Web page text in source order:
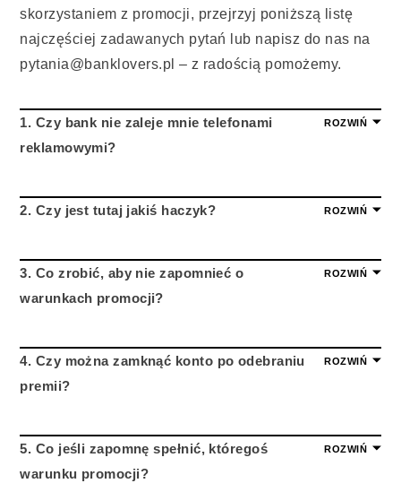
skorzystaniem z promocji, przejrzyj poniższą listę
najczęściej zadawanych pytań lub napisz do nas na
pytania@banklovers.pl – z radością pomożemy.
1. Czy bank nie zaleje mnie telefonami
reklamowymi?
ROZWIŃ
2. Czy jest tutaj jakiś haczyk? ROZWIŃ
3. Co zrobić, aby nie zapomnieć o
warunkach promocji?
ROZWIŃ
4. Czy można zamknąć konto po odebraniu
premii?
ROZWIŃ
5. Co jeśli zapomnę spełnić, któregoś
warunku promocji?
ROZWIŃ